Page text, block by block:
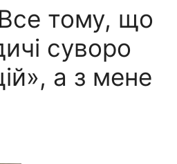
тому, що
суворо
а з мене